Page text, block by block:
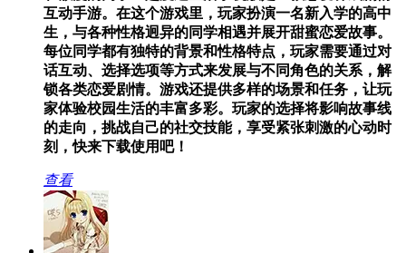
互动手游。在这个游戏里，玩家扮演一名新入学的高中
生，与各种性格迥异的同学相遇并展开甜蜜恋爱故事。
每位同学都有独特的背景和性格特点，玩家需要通过对
话互动、选择选项等方式来发展与不同角色的关系，解
锁各类恋爱剧情。游戏还提供多样的场景和任务，让玩
家体验校园生活的丰富多彩。玩家的选择将影响故事线
的走向，挑战自己的社交技能，享受紧张刺激的心动时
刻，快来下载使用吧！
查看